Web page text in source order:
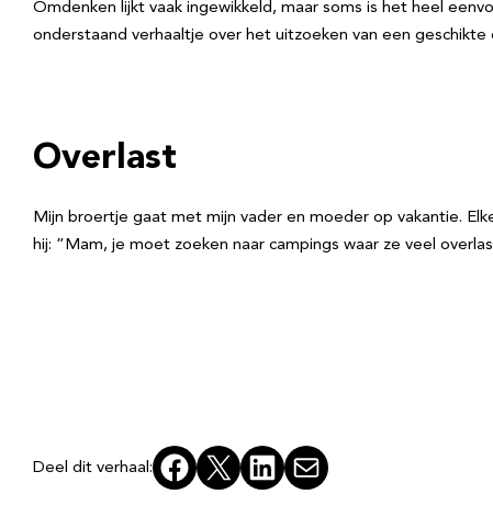
Omdenken lijkt vaak ingewikkeld, maar soms is het heel
onderstaand verhaaltje over het uitzoeken van een geschikte
Overlast
Mijn broertje gaat met mijn vader en moeder op vakantie.
hij: ”Mam, je moet zoeken naar campings waar ze veel
Deel dit verhaal: Facebook
X LinkedInE-mail